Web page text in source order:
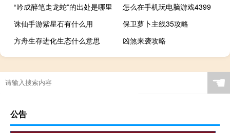
“吟成醉笔走龙蛇”的出处是哪里
怎么在手机玩电脑游戏4399
诛仙手游紫星石有什么用
保卫萝卜主线35攻略
方舟生存进化生态什么意思
凶煞来袭攻略
☚
公告